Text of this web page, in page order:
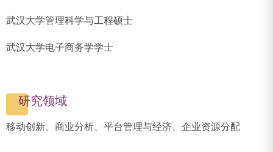
武汉大学管理科学与工程硕士
武汉大学电子商务学学士
研究领域
移动创新、商业分析、平台管理与经济、企业资源分配